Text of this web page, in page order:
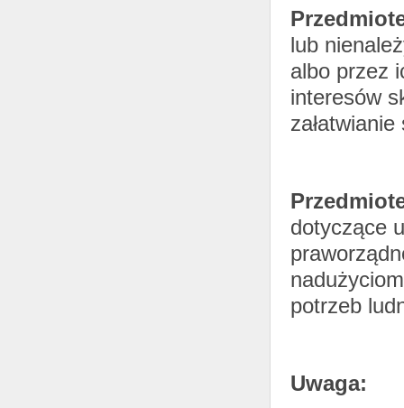
lub
albo przez
interesów
załatwianie
dotyczące
potrzeb
Uwaga: